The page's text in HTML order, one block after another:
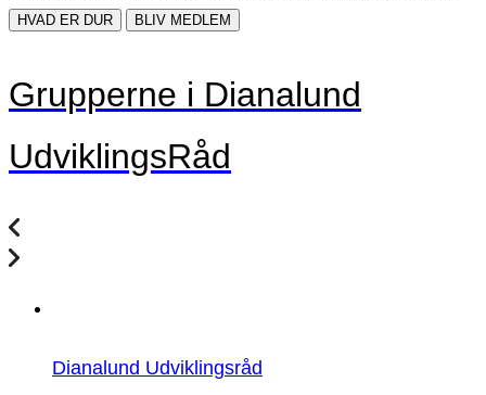
HVAD ER DUR BLIV MEDLEM
Grupperne i Dianalund
UdviklingsRåd
Dianalund Udviklingsråd